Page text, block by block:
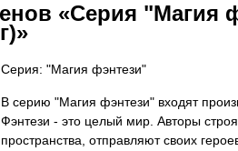
«Серия "Магия
Серия: "Магия фэнтези"
В серию "Магия фэнтези" входят
Фэнтези - это целый мир. Авторы
пространства, отправляют своих